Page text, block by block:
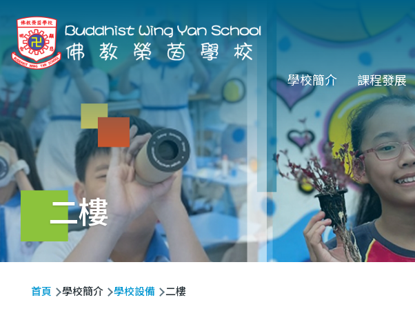
移至主內容
Main
navigation
學校簡介 課程發展
二樓
航
首頁 學校簡介 學校設備 二樓